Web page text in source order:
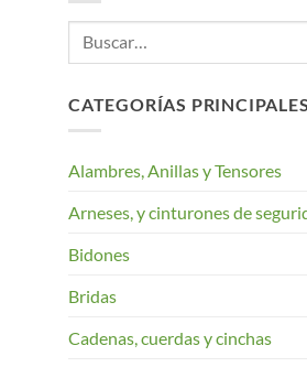
Buscar
CATEGORÍAS PRINCIPALES
Alambres, Anillas y Tensores
Arneses, y cinturones de
Bidones
Bridas
Cadenas, cuerdas y cinchas